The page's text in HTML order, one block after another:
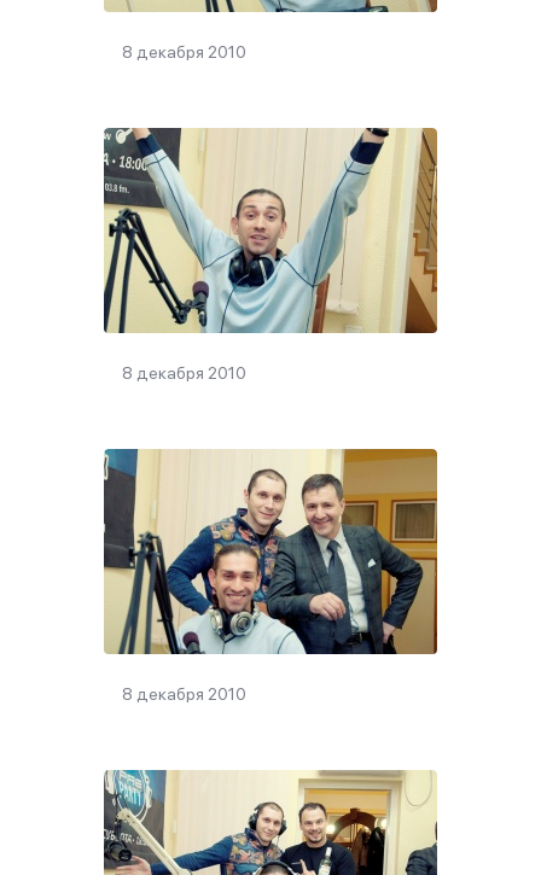
8 декабря 2010
8 декабря 2010
8 декабря 2010